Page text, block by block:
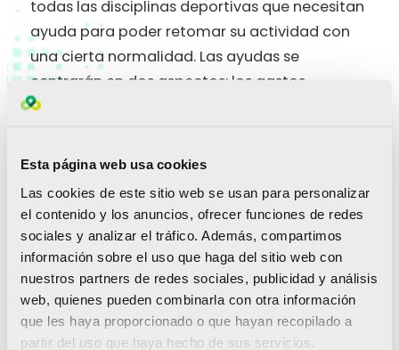
Esta página web usa cookies
Las cookies de este sitio web se usan para personalizar
el contenido y los anuncios, ofrecer funciones de redes
sociales y analizar el tráfico. Además, compartimos
información sobre el uso que haga del sitio web con
nuestros partners de redes sociales, publicidad y análisis
web, quienes pueden combinarla con otra información
que les haya proporcionado o que hayan recopilado a
partir del uso que haya hecho de sus servicios.
todas las disciplinas deportivas que necesitan
ayuda para poder retomar su actividad con
una cierta normalidad. Las ayudas se
centrarán en dos aspectos: los gastos
derivados de los desplazamientos y alquiler
de su instalación de entrenamiento habitual,
material perdido por la catástrofe, por otro.
Esta donación viene a completar el programa
‘Alcem-se’, impulsado la semana pasada por
Juan Roig con la aportación de 25 millones de
euros para el impulso y relanzamiento del
sector empresarial de las zonas afectadas, y